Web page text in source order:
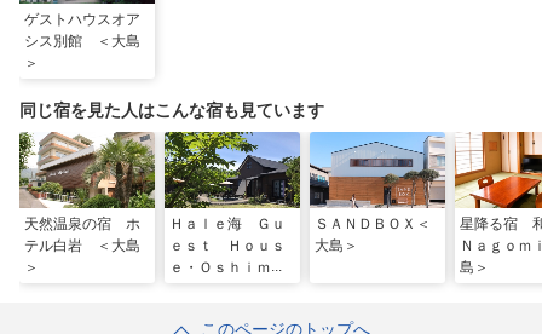
ゲストハウスオア
シス別館 ＜大島
＞
同じ宿を見た人はこんな宿も見ています
天然温泉の宿 ホ
テル白岩 ＜大島
＞
Ｈａｌｅ海 Ｇｕ
ｅｓｔ Ｈｏｕｓ
ｅ・Ｏｓｈｉｍａ
ＳＡＮＤＢＯＸ＜
大島＞
星降る宿
Ｎａｇｏｍ
島＞
このページのトップへ